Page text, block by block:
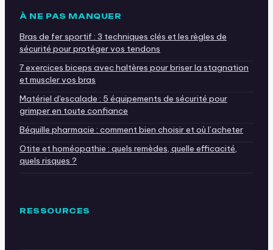
À NE PAS MANQUER
Bras de fer sportif : 3 techniques clés et les règles de
sécurité pour protéger vos tendons
7 exercices biceps avec haltères pour briser la stagnation
et muscler vos bras
Matériel d'escalade : 5 équipements de sécurité pour
grimper en toute confiance
Béquille pharmacie : comment bien choisir et où l’acheter
Otite et homéopathie : quels remèdes, quelle efficacité,
quels risques ?
RESSOURCES